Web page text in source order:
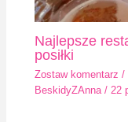
Najlepsze
posiłki
Zostaw komentarz /
BeskidyZAnna/ 22